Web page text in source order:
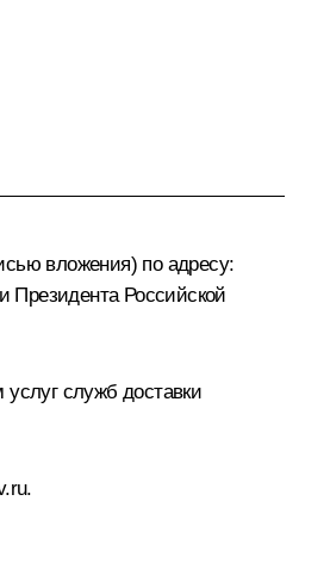
вложения) по адресу:
Президента Российской
служб доставки
.